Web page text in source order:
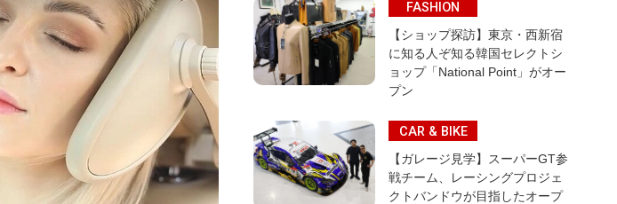
FASHION
【ショップ探訪】東京・西新宿
に知る人ぞ知る韓国セレクトシ
ョップ「National Point」がオー
プン
CAR & BIKE
【ガレージ見学】スーパーGT参
戦チーム、レーシングプロジェ
クトバンドウが目指したオープ